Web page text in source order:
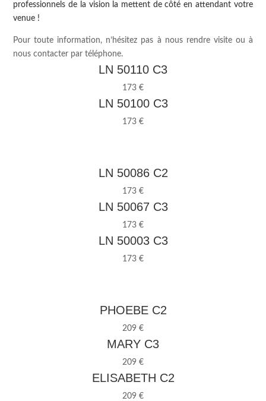
professionnels de la vision la mettent de côté en attendant votre
venue !
Pour toute information, n’hésitez pas à nous rendre visite ou à
nous contacter par téléphone.
LN 50110 C3
173 €
LN 50100 C3
173 €
LN 50086 C2
173 €
LN 50067 C3
173 €
LN 50003 C3
173 €
PHOEBE C2
209 €
MARY C3
209 €
ELISABETH C2
209 €